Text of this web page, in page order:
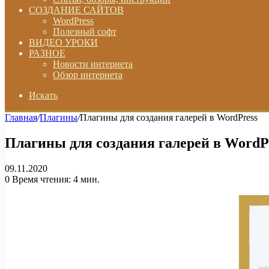
СОЗДАНИЕ САЙТОВ
WordPress
Полезный софт
ВИДЕО УРОКИ
РАЗНОЕ
Новости интернета
Обзор интернета
Искать
Главная/Плагины/Плагины для создания галерей в WordPress
Плагины для создания галерей в
09.11.2020
0 Время чтения: 4 мин.